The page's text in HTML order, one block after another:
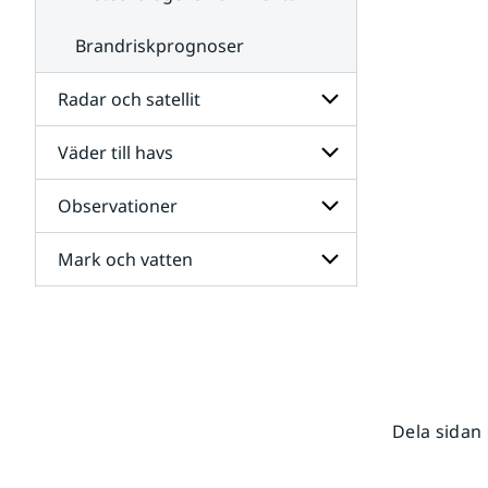
Brandriskprognoser
Radar och satellit
Undersidor
för
Radar
och
satellit
Väder till havs
Undersidor
för
Väder
till
havs
Observationer
Undersidor
för
Mark och vatten
Dela sidan